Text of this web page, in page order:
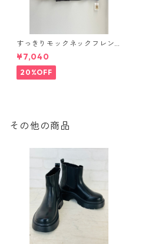
すっきりモックネックフレン
チカットソー（set up対応）
626997 PASSIONE
¥7,040
20%OFF
その他の商品